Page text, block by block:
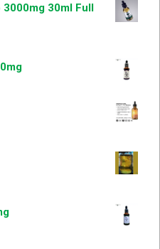
3000mg 30ml Full